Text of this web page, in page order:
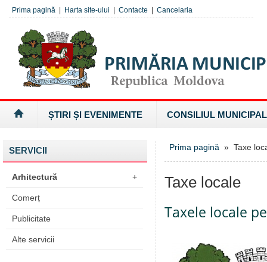
Prima pagină Harta site-ului Contacte Cancelaria
ȘTIRI ȘI EVENIMENTE CONSILIUL MUNICIPAL
SERVICII
Arhitectură +
Comerț
Publicitate
Alte servicii
Prima pagină » Taxe
Taxe locale
Taxele locale